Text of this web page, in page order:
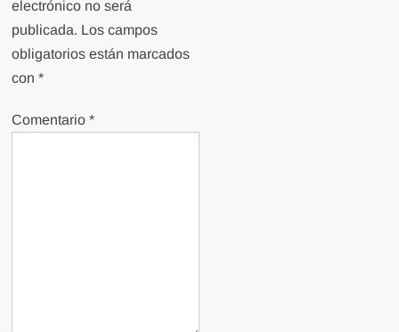
electrónico no será
publicada. Los campos
obligatorios están marcados
con*
Comentario*